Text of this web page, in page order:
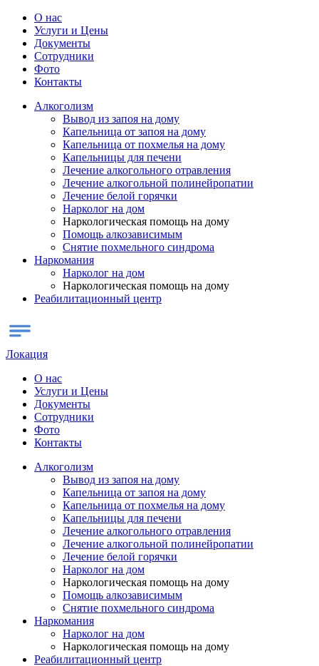
О нас
Услуги и Цены
Документы
Сотрудники
Фото
Контакты
Алкоголизм
Вывод из запоя на дому
Капельница от запоя на дому
Капельница от похмелья на дому
Капельницы для печени
Лечение алкогольного отравления
Лечение алкогольной полинейропатии
Лечение белой горячки
Нарколог на дом
Наркологическая помощь на дому
Помощь алкозависимым
Снятие похмельного синдрома
Наркомания
Нарколог на дом
Наркологическая помощь на дому
Реабилитационный центр
Локация
О нас
Услуги и Цены
Документы
Сотрудники
Фото
Контакты
Алкоголизм
Вывод из запоя на дому
Капельница от запоя на дому
Капельница от похмелья на дому
Капельницы для печени
Лечение алкогольного отравления
Лечение алкогольной полинейропатии
Лечение белой горячки
Нарколог на дом
Наркологическая помощь на дому
Помощь алкозависимым
Снятие похмельного синдрома
Наркомания
Нарколог на дом
Наркологическая помощь на дому
Реабилитационный центр